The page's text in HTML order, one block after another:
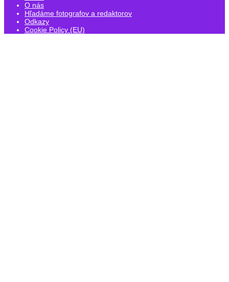
O nás
Hľadáme fotografov a redaktorov
Odkazy
Cookie Policy (EU)